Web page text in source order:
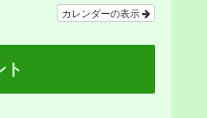
カレンダーの表示
ト